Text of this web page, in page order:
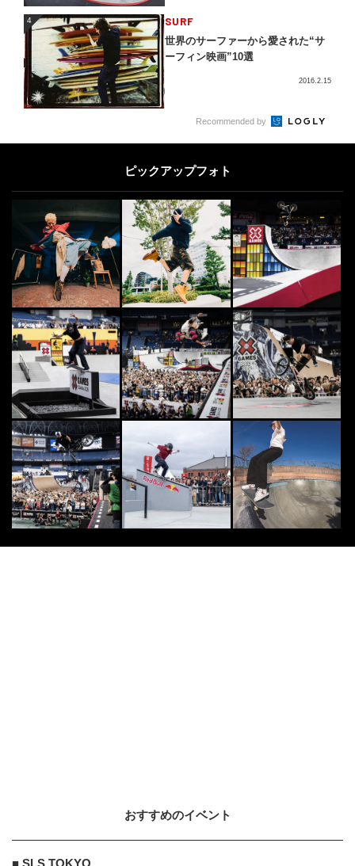
4 SURF
世界のサーファーから愛された“サ
ーフィン映画”10選
2016.2.15
SNOW
日本最高峰のスノーボードのスロー
OPE 2...
OTHERS
自分との戦い。筋肉より頭をつかう
スポーツ
7 SKATE
一度は滑ってみたい！全国各地のス
ケートパークをFINEPLAY編集部が
紹介！（千...
2023.1.10
8
「一歩踏み出してみることが可能性
を広げる」BMXレーサーからプロ
ボートレーサーへ...
2026.7.17
9 CLIMB
AMAZON
6
7
Recommended by
ピックアップフォト
おすすめのイベント